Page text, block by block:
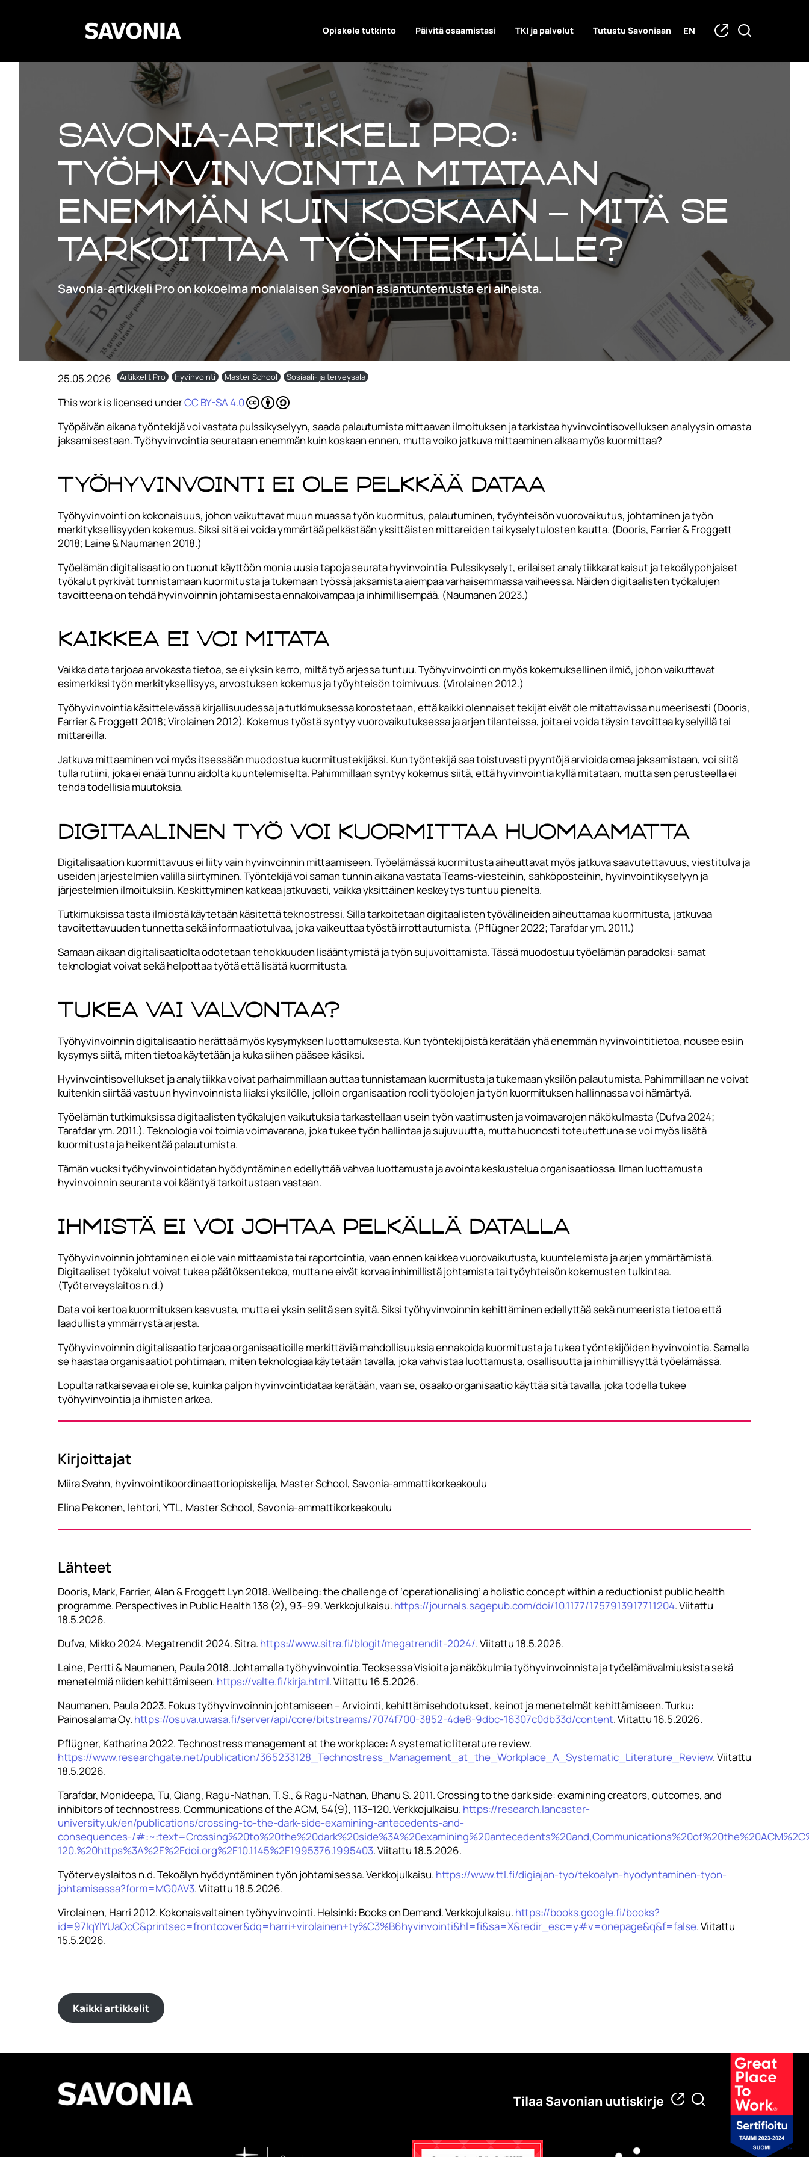
Opiskele tutkinto Päivitä osaamistasi TKI ja palvelut Tutustu Savoniaan EN
Savonia-artikkeli Pro:
Työhyvinvointia mitataan
enemmän kuin koskaan – mitä se
tarkoittaa työntekijälle?
Savonia-artikkeli Pro on kokoelma monialaisen Savonian asiantuntemusta eri aiheista.
25.05.2026 Artikkelit Pro Hyvinvointi Master School Sosiaali- ja terveysala
This work is licensed underCC BY-SA 4.0
Työpäivän aikana työntekijä voi vastata pulssikyselyyn, saada palautumista mittaavan ilmoituksen ja tarkistaa hyvinvointisovelluksen analyysin omasta
jaksamisestaan. Työhyvinvointia seurataan enemmän kuin koskaan ennen, mutta voiko jatkuva mittaaminen alkaa myös kuormittaa?
Työhyvinvointi ei ole pelkkää dataa
Työhyvinvointi on kokonaisuus, johon vaikuttavat muun muassa työn kuormitus, palautuminen, työyhteisön vuorovaikutus, johtaminen ja työn
merkityksellisyyden kokemus. Siksi sitä ei voida ymmärtää pelkästään yksittäisten mittareiden tai kyselytulosten kautta. (Dooris, Farrier & Froggett
2018; Laine & Naumanen 2018.)
Työelämän digitalisaatio on tuonut käyttöön monia uusia tapoja seurata hyvinvointia. Pulssikyselyt, erilaiset analytiikkaratkaisut ja tekoälypohjaiset
työkalut pyrkivät tunnistamaan kuormitusta ja tukemaan työssä jaksamista aiempaa varhaisemmassa vaiheessa. Näiden digitaalisten työkalujen
tavoitteena on tehdä hyvinvoinnin johtamisesta ennakoivampaa ja inhimillisempää. (Naumanen 2023.)
Kaikkea ei voi mitata
Vaikka data tarjoaa arvokasta tietoa, se ei yksin kerro, miltä työ arjessa tuntuu. Työhyvinvointi on myös kokemuksellinen ilmiö, johon vaikuttavat
esimerkiksi työn merkityksellisyys, arvostuksen kokemus ja työyhteisön toimivuus. (Virolainen 2012.)
Työhyvinvointia käsittelevässä kirjallisuudessa ja tutkimuksessa korostetaan, että kaikki olennaiset tekijät eivät ole mitattavissa numeerisesti (Dooris,
Farrier & Froggett 2018; Virolainen 2012). Kokemus työstä syntyy vuorovaikutuksessa ja arjen tilanteissa, joita ei voida täysin tavoittaa kyselyillä tai
mittareilla.
Jatkuva mittaaminen voi myös itsessään muodostua kuormitustekijäksi. Kun työntekijä saa toistuvasti pyyntöjä arvioida omaa jaksamistaan, voi siitä
tulla rutiini, joka ei enää tunnu aidolta kuuntelemiselta. Pahimmillaan syntyy kokemus siitä, että hyvinvointia kyllä mitataan, mutta sen perusteella ei
tehdä todellisia muutoksia.
Digitaalinen työ voi kuormittaa huomaamatta
Digitalisaation kuormittavuus ei liity vain hyvinvoinnin mittaamiseen. Työelämässä kuormitusta aiheuttavat myös jatkuva saavutettavuus, viestitulva ja
useiden järjestelmien välillä siirtyminen. Työntekijä voi saman tunnin aikana vastata Teams-viesteihin, sähköposteihin, hyvinvointikyselyyn ja
järjestelmien ilmoituksiin. Keskittyminen katkeaa jatkuvasti, vaikka yksittäinen keskeytys tuntuu pieneltä.
Tutkimuksissa tästä ilmiöstä käytetään käsitettä teknostressi. Sillä tarkoitetaan digitaalisten työvälineiden aiheuttamaa kuormitusta, jatkuvaa
tavoitettavuuden tunnetta sekä informaatiotulvaa, joka vaikeuttaa työstä irrottautumista. (Pflügner 2022; Tarafdar ym. 2011.)
Samaan aikaan digitalisaatiolta odotetaan tehokkuuden lisääntymistä ja työn sujuvoittamista. Tässä muodostuu työelämän paradoksi: samat
teknologiat voivat sekä helpottaa työtä että lisätä kuormitusta.
Tukea vai valvontaa?
Työhyvinvoinnin digitalisaatio herättää myös kysymyksen luottamuksesta. Kun työntekijöistä kerätään yhä enemmän hyvinvointitietoa, nousee esiin
kysymys siitä, miten tietoa käytetään ja kuka siihen pääsee käsiksi.
Hyvinvointisovellukset ja analytiikka voivat parhaimmillaan auttaa tunnistamaan kuormitusta ja tukemaan yksilön palautumista. Pahimmillaan ne voivat
kuitenkin siirtää vastuun hyvinvoinnista liiaksi yksilölle, jolloin organisaation rooli työolojen ja työn kuormituksen hallinnassa voi hämärtyä.
Työelämän tutkimuksissa digitaalisten työkalujen vaikutuksia tarkastellaan usein työn vaatimusten ja voimavarojen näkökulmasta (Dufva 2024;
Tarafdar ym. 2011.). Teknologia voi toimia voimavarana, joka tukee työn hallintaa ja sujuvuutta, mutta huonosti toteutettuna se voi myös lisätä
kuormitusta ja heikentää palautumista.
Tämän vuoksi työhyvinvointidatan hyödyntäminen edellyttää vahvaa luottamusta ja avointa keskustelua organisaatiossa. Ilman luottamusta
hyvinvoinnin seuranta voi kääntyä tarkoitustaan vastaan.
Ihmistä ei voi johtaa pelkällä datalla
Työhyvinvoinnin johtaminen ei ole vain mittaamista tai raportointia, vaan ennen kaikkea vuorovaikutusta, kuuntelemista ja arjen ymmärtämistä.
Digitaaliset työkalut voivat tukea päätöksentekoa, mutta ne eivät korvaa inhimillistä johtamista tai työyhteisön kokemusten tulkintaa.
(Työterveyslaitos n.d.)
Data voi kertoa kuormituksen kasvusta, mutta ei yksin selitä sen syitä. Siksi työhyvinvoinnin kehittäminen edellyttää sekä numeerista tietoa että
laadullista ymmärrystä arjesta.
Työhyvinvoinnin digitalisaatio tarjoaa organisaatioille merkittäviä mahdollisuuksia ennakoida kuormitusta ja tukea työntekijöiden hyvinvointia. Samalla
se haastaa organisaatiot pohtimaan, miten teknologiaa käytetään tavalla, joka vahvistaa luottamusta, osallisuutta ja inhimillisyyttä työelämässä.
Lopulta ratkaisevaa ei ole se, kuinka paljon hyvinvointidataa kerätään, vaan se, osaako organisaatio käyttää sitä tavalla, joka todella tukee
työhyvinvointia ja ihmisten arkea.
Kirjoittajat
Miira Svahn, hyvinvointikoordinaattoriopiskelija, Master School, Savonia-ammattikorkeakoulu
Elina Pekonen, lehtori, YTL, Master School, Savonia-ammattikorkeakoulu
Lähteet
Dooris, Mark, Farrier, Alan & Froggett Lyn 2018. Wellbeing: the challenge of ‘operationalising’ a holistic concept within a reductionist public health
programme. Perspectives in Public Health 138 (2), 93–99. Verkkojulkaisu. https://journals.sagepub.com/doi/10.1177/1757913917711204. Viitattu
18.5.2026.
Dufva, Mikko 2024. Megatrendit 2024. Sitra. https://www.sitra.fi/blogit/megatrendit-2024/. Viitattu 18.5.2026.
Laine, Pertti & Naumanen, Paula 2018. Johtamalla työhyvinvointia. Teoksessa Visioita ja näkökulmia työhyvinvoinnista ja työelämävalmiuksista sekä
menetelmiä niiden kehittämiseen. https://valte.fi/kirja.html. Viitattu 16.5.2026.
Naumanen, Paula 2023. Fokus työhyvinvoinnin johtamiseen – Arviointi, kehittämisehdotukset, keinot ja menetelmät kehittämiseen. Turku:
Painosalama Oy. https://osuva.uwasa.fi/server/api/core/bitstreams/7074f700-3852-4de8-9dbc-16307c0db33d/content. Viitattu 16.5.2026.
Pflügner, Katharina 2022. Technostress management at the workplace: A systematic literature review.
https://www.researchgate.net/publication/365233128_Technostress_Management_at_the_Workplace_A_Systematic_Literature_Review. Viitattu
18.5.2026.
Tarafdar, Monideepa, Tu, Qiang, Ragu-Nathan, T. S., & Ragu-Nathan, Bhanu S. 2011. Crossing to the dark side: examining creators, outcomes, and
inhibitors of technostress. Communications of the ACM, 54(9), 113–120. Verkkojulkaisu. https://research.lancaster-
university.uk/en/publications/crossing-to-the-dark-side-examining-antecedents-and-
consequences-/
120.%20https%3A%2F%2Fdoi.org%2F10.1145%2F1995376.1995403. Viitattu 18.5.2026.
Työterveyslaitos n.d. Tekoälyn hyödyntäminen työn johtamisessa. Verkkojulkaisu. https://www.ttl.fi/digiajan-tyo/tekoalyn-hyodyntaminen-tyon-
johtamisessa?form=MG0AV3. Viitattu 18.5.2026.
Virolainen, Harri 2012. Kokonaisvaltainen työhyvinvointi. Helsinki: Books on Demand. Verkkojulkaisu. https://books.google.fi/books?
id=97IqYlYUaQcC&printsec=frontcover&dq=harri+virolainen+ty%C3%B6hyvinvointi&hl=fi&sa=X&redir_esc=y#v=onepage&q&f=false. Viitattu
15.5.2026.
Kaikki artikkelit
Tilaa Savonian uutiskirje